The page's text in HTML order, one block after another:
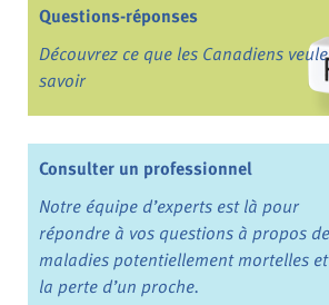
Questions-réponses
Découvrez ce que les Canadiens
savoir
Consulter un professionnel
Notre équipe d’experts est là pour
répondre à vos questions à propos
maladies potentiellement mortelles
la perte d’un proche.